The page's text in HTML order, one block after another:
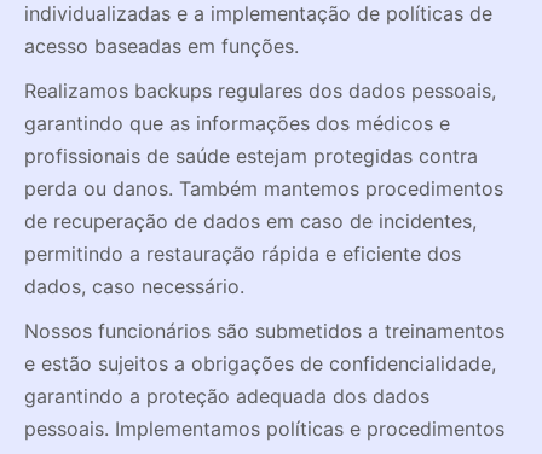
individualizadas e a implementação de políticas de
acesso baseadas em funções.
Realizamos backups regulares dos dados pessoais,
garantindo que as informações dos médicos e
profissionais de saúde estejam protegidas contra
perda ou danos. Também mantemos procedimentos
de recuperação de dados em caso de incidentes,
permitindo a restauração rápida e eficiente dos
dados, caso necessário.
Nossos funcionários são submetidos a treinamentos
e estão sujeitos a obrigações de confidencialidade,
garantindo a proteção adequada dos dados
pessoais. Implementamos políticas e procedimentos